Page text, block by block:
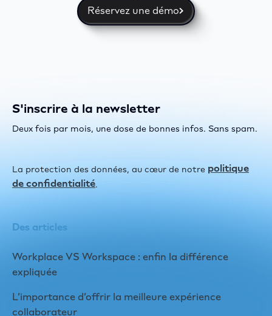
Réservez une démo
S'inscrire à la newsletter
Deux fois par mois, une dose de bonnes infos. Sans spam.
La protection des données, au cœur de notre politique
de confidentialité.
Des articles
Workplace VS Workspace : enfin la différence
expliquée
L’importance d’offrir la meilleure expérience
collaborateur